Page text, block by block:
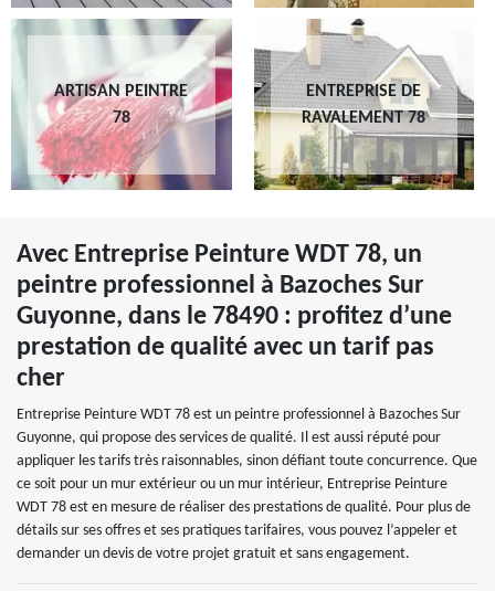
ARTISAN PEINTRE
78
ENTREPRISE DE
RAVALEMENT 78
Avec Entreprise Peinture WDT 78, un
peintre professionnel à Bazoches Sur
Guyonne, dans le 78490 : profitez d’une
prestation de qualité avec un tarif pas
cher
Entreprise Peinture WDT 78 est un peintre professionnel à Bazoches Sur
Guyonne, qui propose des services de qualité. Il est aussi réputé pour
appliquer les tarifs très raisonnables, sinon défiant toute concurrence. Que
ce soit pour un mur extérieur ou un mur intérieur, Entreprise Peinture
WDT 78 est en mesure de réaliser des prestations de qualité. Pour plus de
détails sur ses offres et ses pratiques tarifaires, vous pouvez l’appeler et
demander un devis de votre projet gratuit et sans engagement.